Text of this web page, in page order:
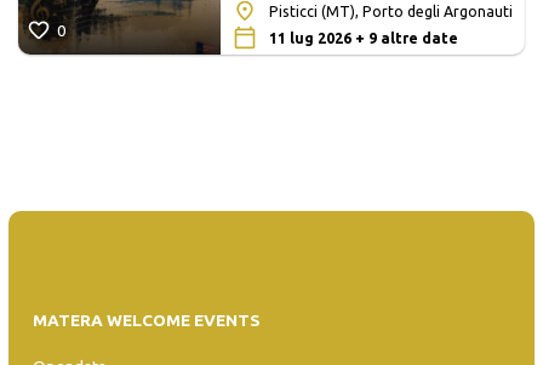
0
Pisticci (MT), Porto degli Argonauti
11 lug 2026 + 9 altre date
MATERA WELCOME EVENTS